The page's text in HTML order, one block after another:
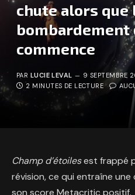
chute alors que
commence
PAR LUCIE LEVAL
9 SEPTEMBRE
2 MINUTES DE LECTURE
Champ d’étoilesest frappé
révision, ce qui entraîne
son score Metacritic positif.